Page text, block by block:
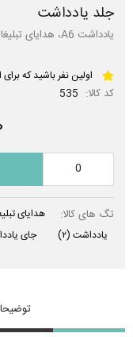
جلد یادداشت
یادداشت A6، هدایای تبلیغاتی
اولین نفر باشید که
کد کالا: 535
تگ های کالا: هدایای
یادداشت (۲) جای